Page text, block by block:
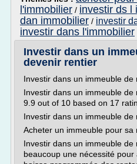
l'immobilier / investir ds l
dan immobilier / investir
investir dans l'immobilier
Investir dans un
devenir rentier
Investir dans un immeuble
Investir dans un immeuble de
9.9 out of 10 based on 17
Investir dans un immeuble de
Acheter un immeuble pour sa
Investir dans un immeuble
beaucoup une nécessité